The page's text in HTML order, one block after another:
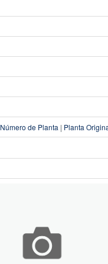
Número de Planta | Planta